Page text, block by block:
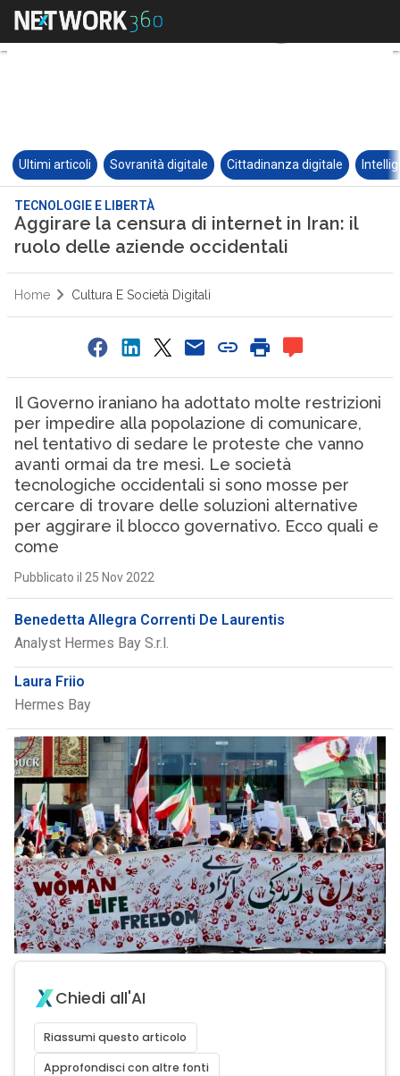
Ultimi articoli Sovranità digitale Cittadinanza digitale
TECNOLOGIE E LIBERTÀ
Aggirare la censura di internet in Iran: il
ruolo delle aziende occidentali
Home Cultura E Società Digitali
Il Governo iraniano ha adottato molte restrizioni
per impedire alla popolazione di comunicare,
nel tentativo di sedare le proteste che vanno
avanti ormai da tre mesi. Le società
tecnologiche occidentali si sono mosse per
cercare di trovare delle soluzioni alternative
per aggirare il blocco governativo. Ecco quali e
come
Pubblicato il 25 Nov 2022
Benedetta Allegra Correnti De Laurentis
Analyst Hermes Bay S.r.l.
Laura Friio
Hermes Bay
Chiedi all'AI
Riassumi questo articolo
Approfondisci con altre fonti